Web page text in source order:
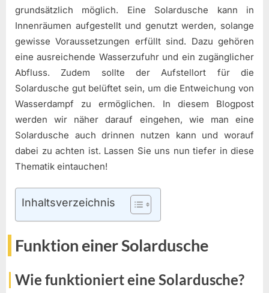
grundsätzlich möglich. Eine Solardusche kann in
Innenräumen aufgestellt und genutzt werden, solange
gewisse Voraussetzungen erfüllt sind. Dazu gehören
eine ausreichende Wasserzufuhr und ein zugänglicher
Abfluss. Zudem sollte der Aufstellort für die
Solardusche gut belüftet sein, um die Entweichung von
Wasserdampf zu ermöglichen. In diesem Blogpost
werden wir näher darauf eingehen, wie man eine
Solardusche auch drinnen nutzen kann und worauf
dabei zu achten ist. Lassen Sie uns nun tiefer in diese
Thematik eintauchen!
Inhaltsverzeichnis
Funktion einer Solardusche
Wie funktioniert eine Solardusche?